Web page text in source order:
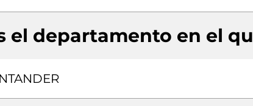
el departamento en el